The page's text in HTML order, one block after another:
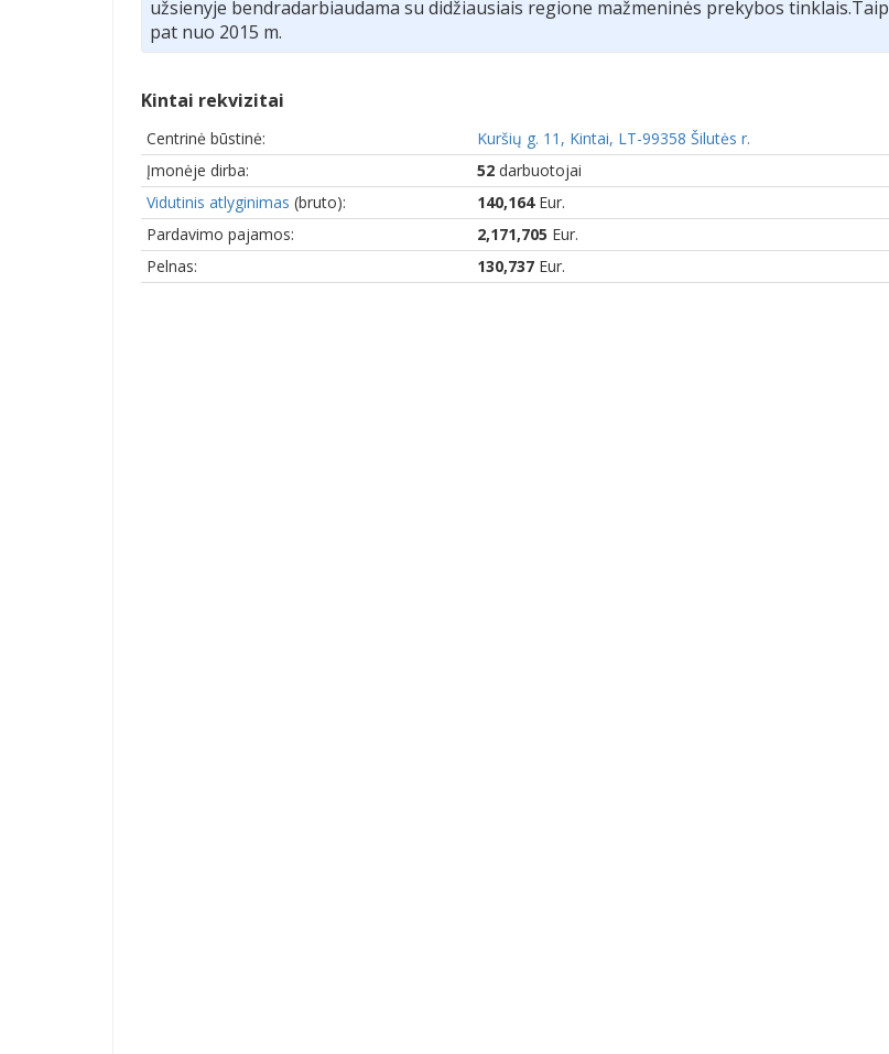
užsienyje bendradarbiaudama su didžiausiais regione mažmeninės prekybos tinklais.Taip
pat nuo 2015 m.
Kintai rekvizitai
Centrinė būstinė:
Kuršių g. 11, Kintai, LT-99358 Šilutės r.
Įmonėje dirba:
52 darbuotojai
Vidutinis atlyginimas (bruto): 140,164Eur.
Pardavimo pajamos:
2,171,705 Eur.
Pelnas:
130,737 Eur.